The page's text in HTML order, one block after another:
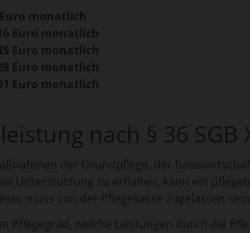
monatlich
monatlich
monatlich
monatlich
monatlich
nach § 36 SGB
der Grundpflege, der
Unterstützung zu erhalten, kann ein
muss von der Pflegekasse zugelassen sein.
Pflegegrad, welche Leistungen durch die